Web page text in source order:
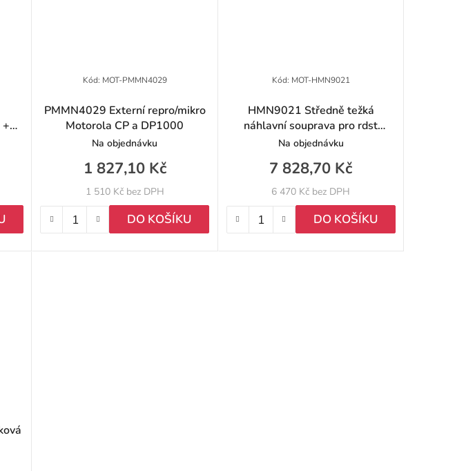
PMMN4029 Externí repro/mikro
Motorola CP a DP1000
Na objednávku
1 510 Kč bez DPH
1 827,10 Kč
DO KOŠÍKU
Kód: MOT-PMMN4029
HMN9021 Středně težká
náhlavní souprava pro rdst
Motorola DP1400
Na objednávku
6 470 Kč bez DPH
7 828,70 Kč
DO KOŠÍKU
Kód: MOT-HMN9021